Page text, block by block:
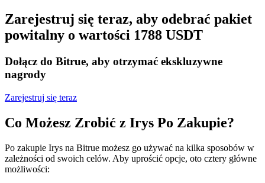
Zarejestruj się teraz, aby odebrać pakiet
powitalny o wartości 1788 USDT
Dołącz do Bitrue, aby otrzymać ekskluzywne
nagrody
Zarejestruj się teraz
Co Możesz Zrobić z Irys Po Zakupie?
Po zakupie Irys na Bitrue możesz go używać na kilka sposobów w
zależności od swoich celów. Aby uprościć opcje, oto cztery główne
możliwości: